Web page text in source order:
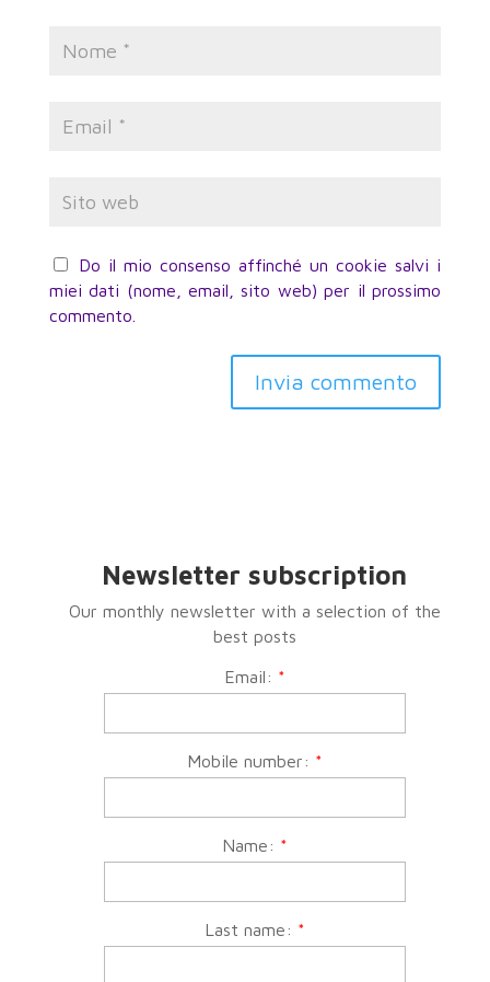
Do il mio consenso affinché un cookie salvi i
miei dati (nome, email, sito web) per il prossimo
commento.
Invia commento
Newsletter subscription
Our monthly newsletter with a selection of the
best posts
Email: *
Mobile number: *
Name: *
Last name: *